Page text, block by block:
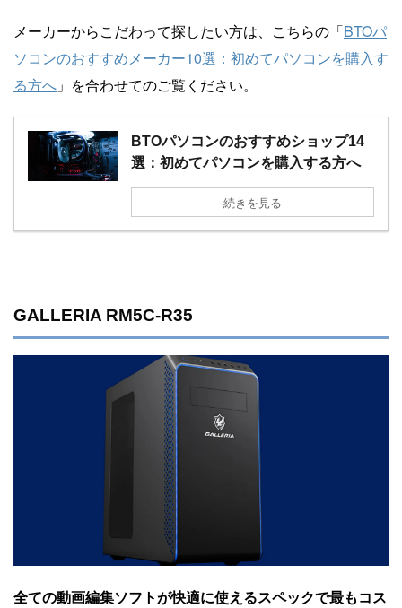
メーカーからこだわって探したい方は、こちらの「BTOパ
ソコンのおすすめメーカー10選：初めてパソコンを購入す
る方へ 」を合わせてのご覧ください。
BTOパソコンのおすすめショップ14
選：初めてパソコンを購入する方へ
続きを見る
GALLERIA RM5C-R35
全ての動画編集ソフトが快適に使えるスペックで最もコス